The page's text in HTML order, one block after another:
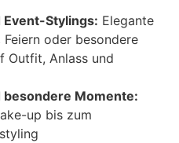
Stylings: Elegante
oder besondere
Outfit, Anlass und
Momente:
up bis zum